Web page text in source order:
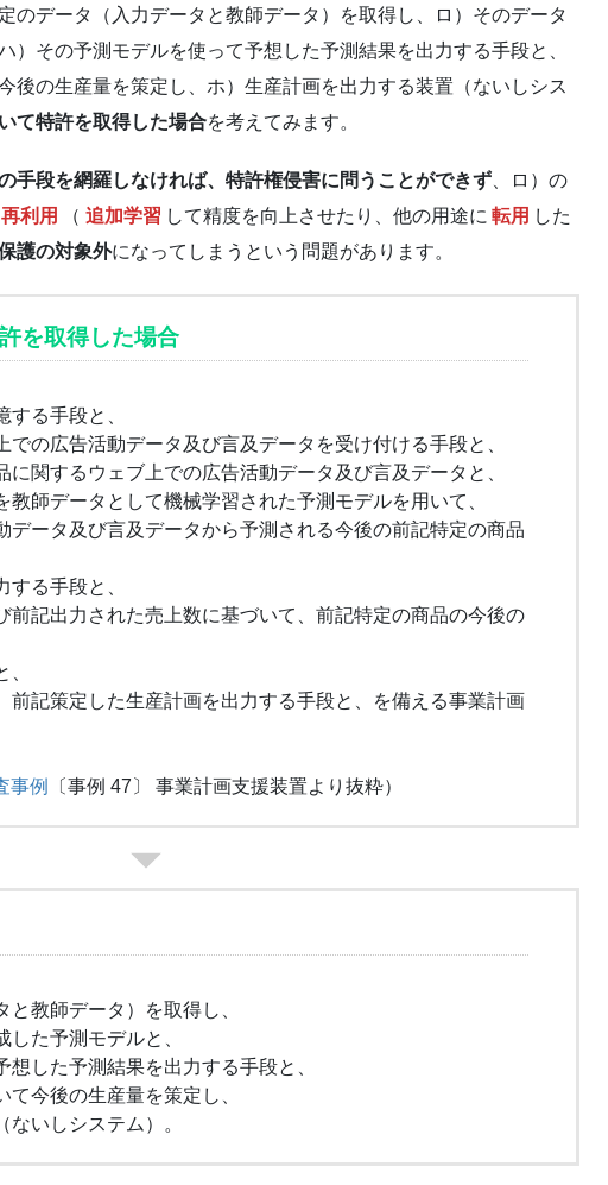
データ（入力データと教師データ）を取得し、ロ）そのデータ
）その予測モデルを使って予想した予測結果を出力する手段と、
後の生産量を策定し、ホ）生産計画を出力する装置（ないしシス
て特許を取得した場合を考えてみます。
手段を網羅しなければ、特許権侵害に問うことができず 、ロ）の
再利用 （ 追加学習 して精度を向上させたり、他の用途に 転用 した
護の対象外になってしまうという問題があります。
を取得した場合
る手段と、
広告活動データ及び言及データを受け付ける手段と、
に関するウェブ上での広告活動データ及び言及データと、
師データとして機械学習された予測モデルを用いて、
データ及び言及データから予測される今後の前記特定の商品
る手段と、
前記出力された売上数に基づいて、前記特定の商品の今後の
前記策定した生産計画を出力する手段と、を備える事業計画
事例 〔事例 47〕 事業計画支援装置より抜粋）
教師データ）を取得し、
した予測モデルと、
した予測結果を出力する手段と、
今後の生産量を策定し、
いしシステム）。